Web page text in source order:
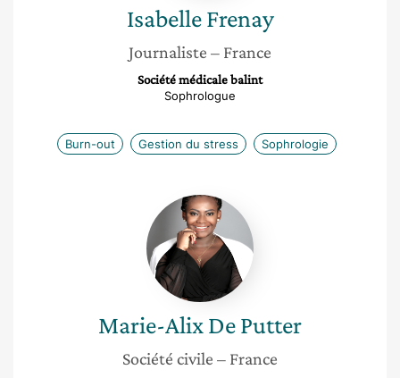
Isabelle Frenay
Journaliste – France
Société médicale balint
Sophrologue
Burn-out Gestion du stress Sophrologie
Marie-
Alix
De
Putter
Marie-AlixDe Putter
Société civile – France